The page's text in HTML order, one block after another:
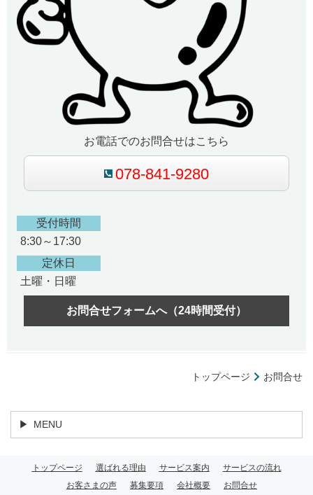
お電話でのお問合せはこちら
078-841-9280
受付時間
8:30～17:30
定休日
土曜・日曜
お問合せフォームへ（24時間受付）
トップページ お問合せ
MENU
トップページ 選ばれる理由 サービス案内
サービスの流れ
お客さまの声
募集要項 会社概要 お問合せ